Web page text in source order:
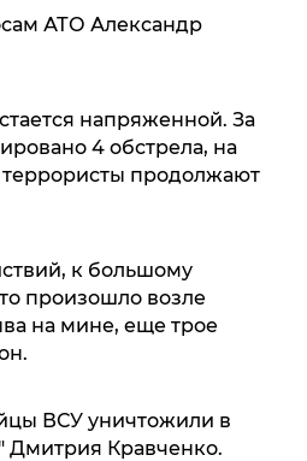
АТО Александр
напряженной. За
4 обстрела, на
продолжают
к большому
произошло возле
на мине, еще трое
ВСУ уничтожили в
Дмитрия Кравченко.